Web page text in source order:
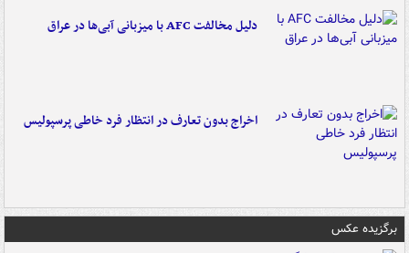
دلیل مخالفت AFC با میزبانی آبی‌ها در عراق
اخراج بدون تعارف در انتظار فرد خاطی پرسپولیس
برگزیده عکس